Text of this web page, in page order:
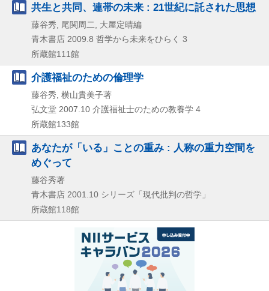
共生と共同、連帯の未来 : 21世紀に託された思想
藤谷秀, 尾関周二, 大屋定晴編
青木書店 2009.8 哲学から未来をひらく 3
所蔵館111館
介護福祉のための倫理学
藤谷秀, 横山貴美子著
弘文堂 2007.10 介護福祉士のための教養学 4
所蔵館133館
あなたが「いる」ことの重み : 人称の重力空間を
めぐって
藤谷秀著
青木書店 2001.10 シリーズ「現代批判の哲学」
所蔵館118館